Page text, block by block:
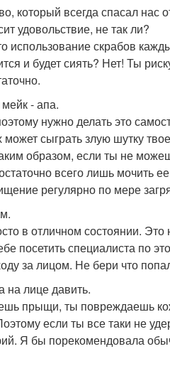
который всегда спасал
удовольствие, не так ли?
использование скрабов
и будет сиять? Нет! Ты
- апа.
нужно делать это
может сыграть злую шутку
образом, если ты не
всего лишь мочить
регулярно по мере
в отличном состоянии.
посетить специалиста по
за лицом. Не бери что
лице давить.
прыщи, ты повреждаешь
если ты все таки не
Я бы порекомендовала